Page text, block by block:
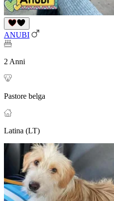
ANUBI
2 Anni
Pastore belga
Latina (LT)